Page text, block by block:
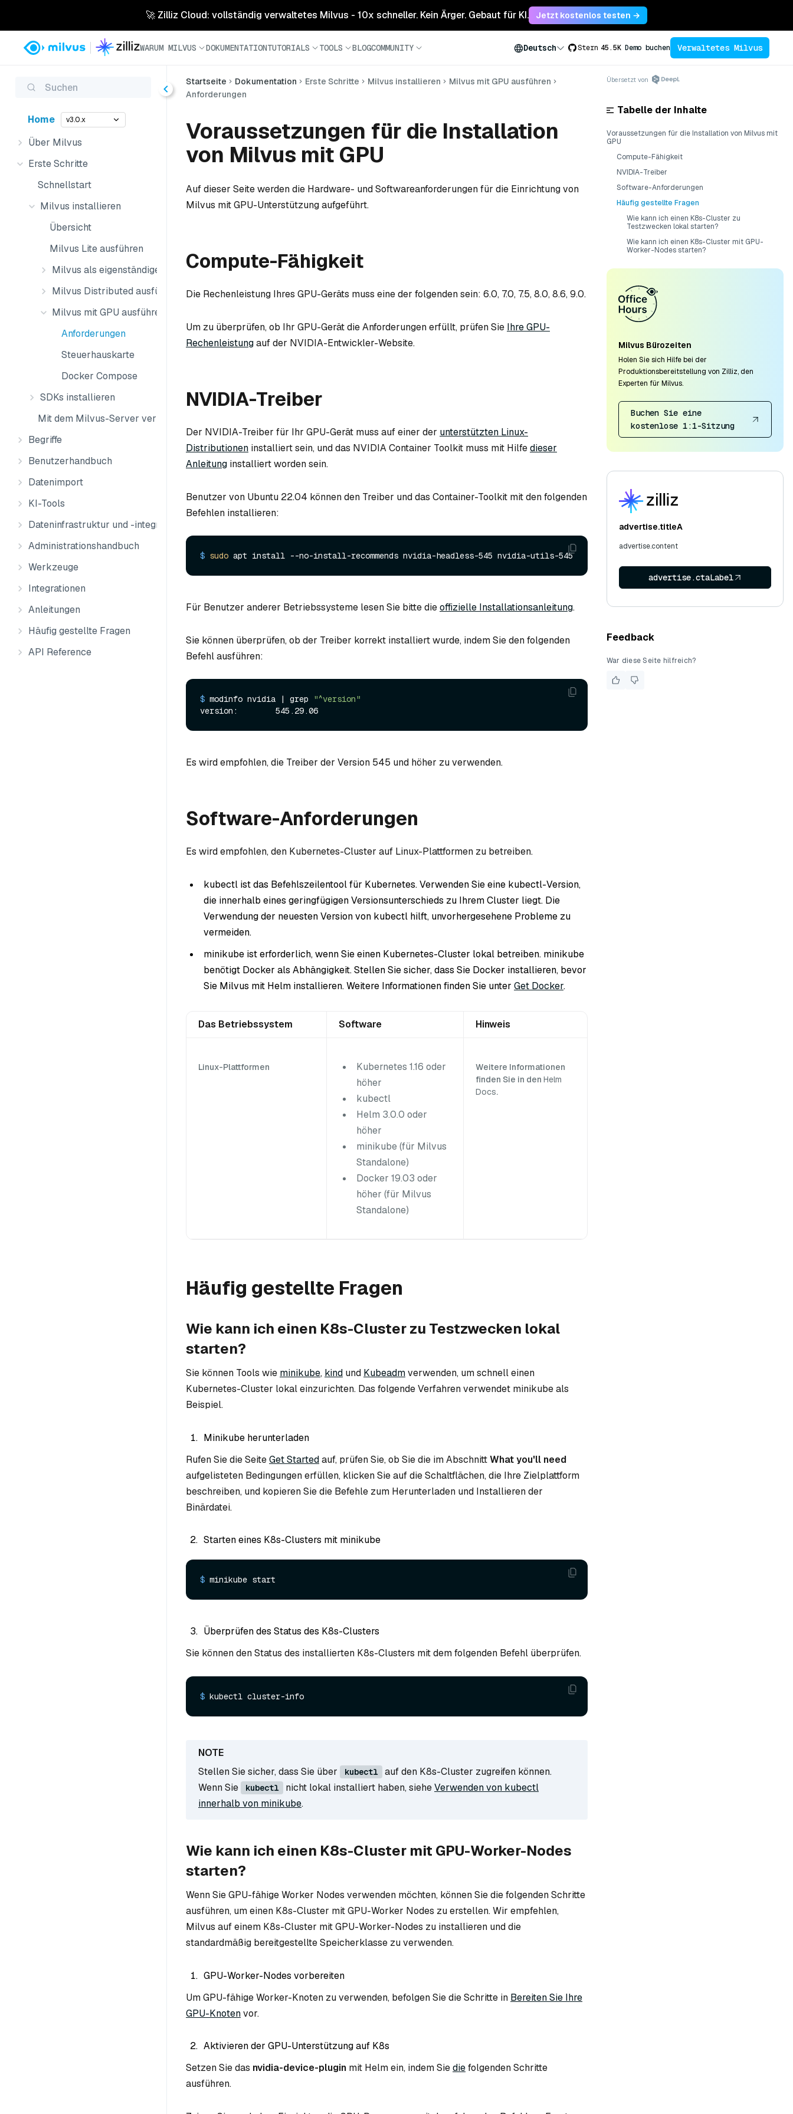
🚀 Zilliz Cloud: vollständig verwaltetes Milvus - 10x schneller. Kein Ärger. Gebaut für KI. Jetzt kostenlos testen →
WARUM MILVUS DOKUMENTATIONTUTORIALS TOOLS BLOGCOMMUNITY Deutsch Stern 45.5K Demo buchen Verwaltetes Milvus
Suchen
Home v3.0.x
Über Milvus
Erste Schritte
Schnellstart
Milvus installieren
Übersicht
Milvus Lite ausführen
Milvus als eigenständige Anwendung ausführen
Milvus Distributed ausführen
Milvus mit GPU ausführen
Anforderungen
Steuerhauskarte
Docker Compose
SDKs installieren
Mit dem Milvus-Server verbinden
Begriffe
Benutzerhandbuch
Datenimport
KI-Tools
Dateninfrastruktur und -integration
Administrationshandbuch
Werkzeuge
Integrationen
Anleitungen
Häufig gestellte Fragen
API Reference
Startseite Dokumentation Erste Schritte Milvus installieren
Milvus mit GPU ausführen
Anforderungen
Voraussetzungen für die Installation
von Milvus mit GPU
Auf dieser Seite werden die Hardware- und Softwareanforderungen für die Einrichtung von
Milvus mit GPU-Unterstützung aufgeführt.
Compute-Fähigkeit
Die Rechenleistung Ihres GPU-Geräts muss eine der folgenden sein: 6.0, 7.0, 7.5, 8.0, 8.6, 9.0.
Um zu überprüfen, ob Ihr GPU-Gerät die Anforderungen erfüllt, prüfen Sie Ihre GPU-
Rechenleistungauf der NVIDIA-Entwickler-Website.
NVIDIA-Treiber
Der NVIDIA-Treiber für Ihr GPU-Gerät muss auf einer der unterstützten Linux-
Distributionen installiert sein, und das NVIDIA Container Toolkit muss mit Hilfedieser
Anleitung installiert worden sein.
Benutzer von Ubuntu 22.04 können den Treiber und das Container-Toolkit mit den folgenden
Befehlen installieren:
$ sudo apt install --no-install-recommends nvidia-headless-545 nvidia-utils-545
Für Benutzer anderer Betriebssysteme lesen Sie bitte dieoffizielle Installationsanleitung.
Sie können überprüfen, ob der Treiber korrekt installiert wurde, indem Sie den folgenden
Befehl ausführen:
$ modinfo nvidia | grep
"^version"
Es wird empfohlen, die Treiber der Version 545 und höher zu verwenden.
Software-Anforderungen
Es wird empfohlen, den Kubernetes-Cluster auf Linux-Plattformen zu betreiben.
kubectl ist das Befehlszeilentool für Kubernetes. Verwenden Sie eine kubectl-Version,
die innerhalb eines geringfügigen Versionsunterschieds zu Ihrem Cluster liegt. Die
Verwendung der neuesten Version von kubectl hilft, unvorhergesehene Probleme zu
vermeiden.
minikube ist erforderlich, wenn Sie einen Kubernetes-Cluster lokal betreiben. minikube
benötigt Docker als Abhängigkeit. Stellen Sie sicher, dass Sie Docker installieren, bevor
Sie Milvus mit Helm installieren. Weitere Informationen finden Sie unter Get Docker.
Das Betriebssystem Software Hinweis
Linux-Plattformen
Kubernetes 1.16 oder
höher
kubectl
Helm 3.0.0 oder
höher
minikube (für Milvus
Standalone)
Docker 19.03 oder
höher (für Milvus
Standalone)
Weitere Informationen
finden Sie in den Helm
Docs.
Häufig gestellte Fragen
Wie kann ich einen K8s-Cluster zu Testzwecken lokal
starten?
Sie können Tools wie minikube, kind und Kubeadmverwenden, um schnell einen
Kubernetes-Cluster lokal einzurichten. Das folgende Verfahren verwendet minikube als
Beispiel.
Minikube herunterladen
Rufen Sie die SeiteGet Startedauf, prüfen Sie, ob Sie die im AbschnittWhat you'll need
aufgelisteten Bedingungen erfüllen, klicken Sie auf die Schaltflächen, die Ihre Zielplattform
beschreiben, und kopieren Sie die Befehle zum Herunterladen und Installieren der
Binärdatei.
Starten eines K8s-Clusters mit minikube
$ minikube start
Überprüfen des Status des K8s-Clusters
Sie können den Status des installierten K8s-Clusters mit dem folgenden Befehl überprüfen.
$ kubectl cluster-info
Stellen Sie sicher, dass Sie über kubectl
auf den K8s-Cluster zugreifen können.
Wenn Sie
kubectl nicht lokal installiert haben, sieheVerwenden von kubectl
innerhalb von minikube.
Wie kann ich einen K8s-Cluster mit GPU-Worker-Nodes
starten?
Wenn Sie GPU-fähige Worker Nodes verwenden möchten, können Sie die folgenden Schritte
ausführen, um einen K8s-Cluster mit GPU-Worker Nodes zu erstellen. Wir empfehlen,
Milvus auf einem K8s-Cluster mit GPU-Worker-Nodes zu installieren und die
standardmäßig bereitgestellte Speicherklasse zu verwenden.
GPU-Worker-Nodes vorbereiten
Um GPU-fähige Worker-Knoten zu verwenden, befolgen Sie die Schritte in Bereiten Sie Ihre
GPU-Knotenvor.
Aktivieren der GPU-Unterstützung auf K8s
Setzen Sie das nvidia-device-plugin mit Helm ein, indem Siediefolgenden Schritte
ausführen.
Übersetzt von
Tabelle der Inhalte
Voraussetzungen für die Installation von Milvus mit
GPU
Compute-Fähigkeit
NVIDIA-Treiber
Software-Anforderungen
Häufig gestellte Fragen
Wie kann ich einen K8s-Cluster zu
Testzwecken lokal starten?
Wie kann ich einen K8s-Cluster mit GPU-
Worker-Nodes starten?
Milvus Bürozeiten
Holen Sie sich Hilfe bei der
Produktionsbereitstellung von Zilliz, den
Experten für Milvus.
Buchen Sie eine
kostenlose 1:1-Sitzung
advertise.titleA
advertise.content
advertise.ctaLabel
Feedback
War diese Seite hilfreich?